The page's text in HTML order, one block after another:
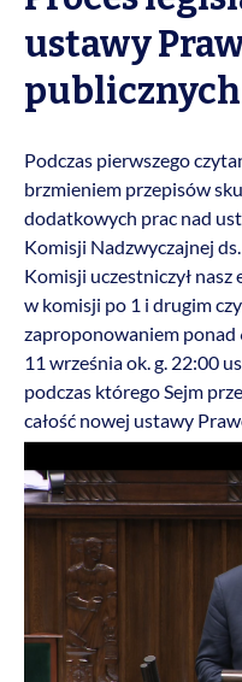
ustawy
publicznych
Podczas pierwszego
brzmieniem przepisów
dodatkowych prac nad
Komisji Nadzwyczajnej
Komisji uczestniczył nasz
w komisji po 1 i drugim
zaproponowaniem
11 września ok. g. 22:00
podczas którego Sejm
całość nowej ustawy